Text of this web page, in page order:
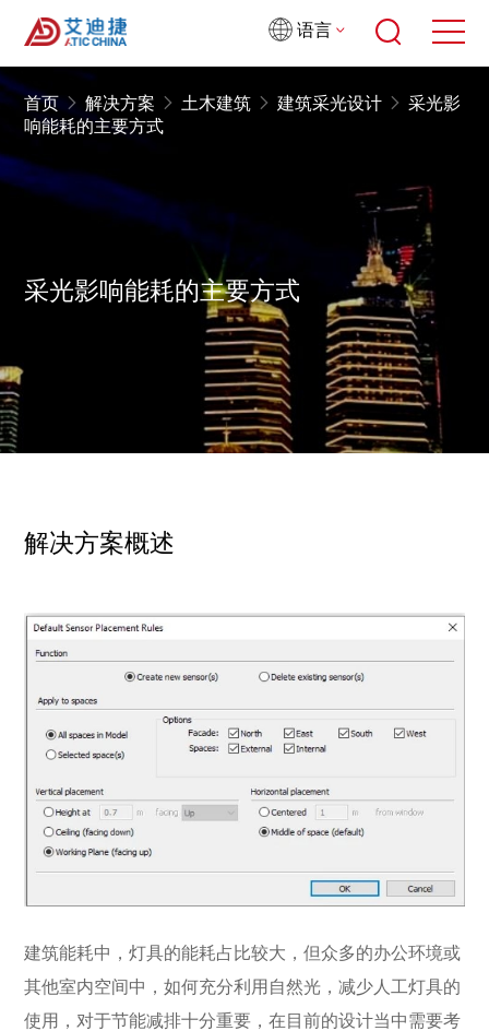
语言
采光影响能耗的主要方式
首页 解决方案 土木建筑 建筑采光设计
采光影
响能耗的主要方式
解决方案概述
建筑能耗中，灯具的能耗占比较大，但众多的办公环境或
其他室内空间中，如何充分利用自然光，减少人工灯具的
使用，对于节能减排十分重要，在目前的设计当中需要考